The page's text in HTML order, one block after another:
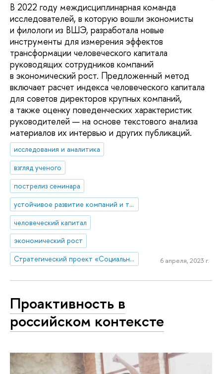
В 2022 году междисциплинарная команда
исследователей, в которую вошли экономисты
и филологи из ВШЭ, разработала новые
инструменты для измерения эффектов
трансформации человеческого капитала
руководящих сотрудников компаний
в экономический рост. Предложенный метод
включает расчет индекса человеческого капитала
для советов директоров крупных компаний,
а также оценку поведенческих характеристик
руководителей — на основе текстового анализа
материалов их интервью и других публикаций.
исследования и аналитика
взгляд ученого
пострелиз семинара
устойчивое развитие компаний и территорий
человеческий капитал
экономический рост
Стратегический проект «Социальная политика устойчивого развития и инклюзивного экономического роста»
6 апреля, 2023 г.
Проактивность в
российском контексте